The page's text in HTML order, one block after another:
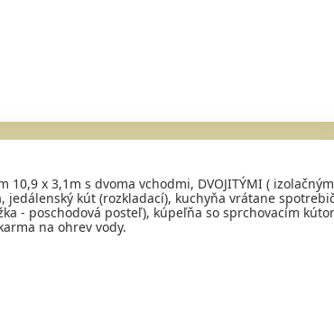
x 3,1m s dvoma vchodmi, DVOJITÝMI (
jedálenský kút (rozkladací), kuchyňa vrátane
- poschodová posteľ), kúpeľňa so sprchovacím
na ohrev vody.